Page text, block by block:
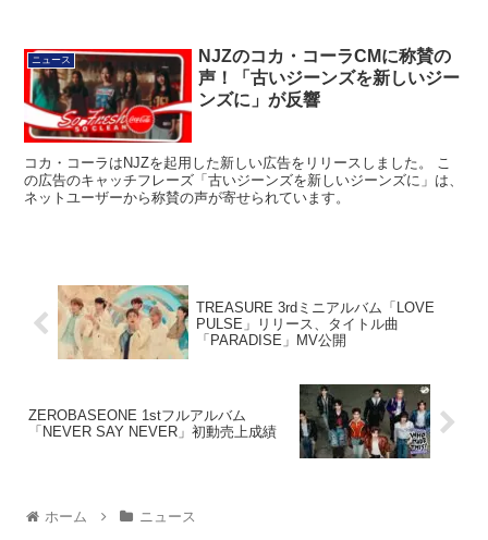
ニュース
NJZのコカ・コーラCMに称賛の
声！「古いジーンズを新しいジー
ンズに」が反響
コカ・コーラはNJZを起用した新しい広告をリリースしました。 こ
の広告のキャッチフレーズ「古いジーンズを新しいジーンズに」は、
ネットユーザーから称賛の声が寄せられています。
TREASURE 3rdミニアルバム「LOVE
PULSE」リリース、タイトル曲
「PARADISE」MV公開
ZEROBASEONE 1stフルアルバム
「NEVER SAY NEVER」初動売上成績
ホーム ニュース